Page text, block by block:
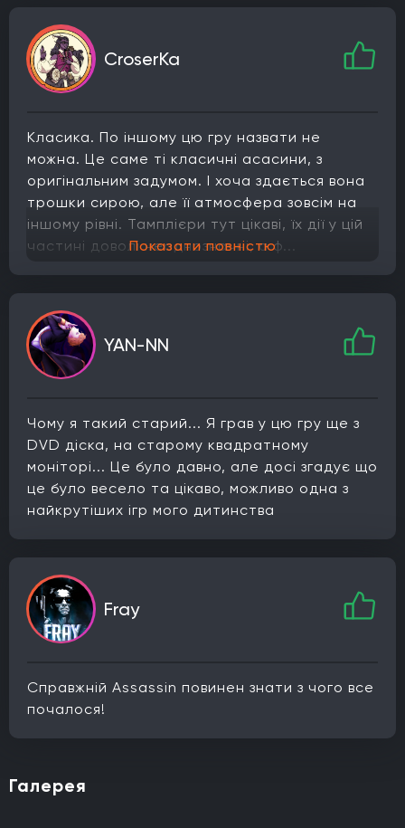
CroserKa
Класика. По іншому цю гру назвати не
можна. Це саме ті класичні асасини, з
оригінальним задумом. І хоча здається вона
трошки сирою, але її атмосфера зовсім на
іншому рівні. Тамплієри тут цікаві, їх дії у цій
частині доволі неоднозначні, а ф...
Показати повністю
YAN-NN
Чому я такий старий... Я грав у цю гру ще з
DVD діска, на старому квадратному
моніторі... Це було давно, але досі згадує що
це було весело та цікаво, можливо одна з
найкрутіших ігр мого дитинства
Fray
Справжній Assassin повинен знати з чого все
почалося!
Галерея